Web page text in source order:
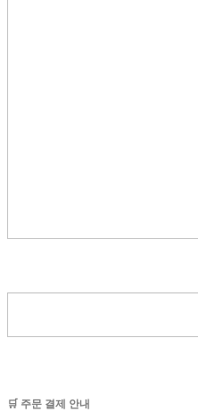
🛒 주문 결제 안내